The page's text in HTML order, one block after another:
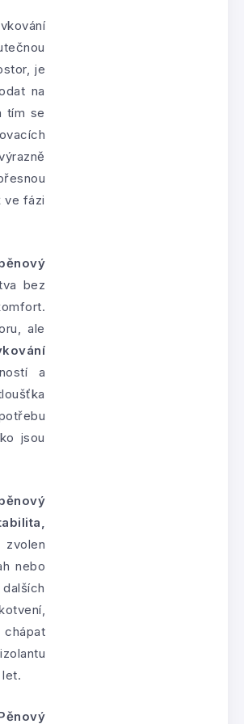
je
na
tím se
ve fázi
bez
ale
a
jsou
zvolen
nebo
chápat